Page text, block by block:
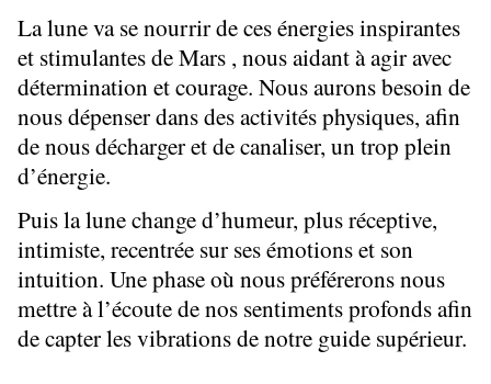
La lune va se nourrir de ces énergies inspirantes
et stimulantes de Mars , nous aidant à agir avec
détermination et courage. Nous aurons besoin de
nous dépenser dans des activités physiques, afin
de nous décharger et de canaliser, un trop plein
d’énergie.
Puis la lune change d’humeur, plus réceptive,
intimiste, recentrée sur ses émotions et son
intuition. Une phase où nous préférerons nous
mettre à l’écoute de nos sentiments profonds afin
de capter les vibrations de notre guide supérieur.